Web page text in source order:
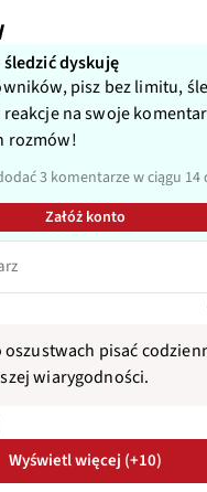
dyskuję
pisz bez limitu,
na swoje
rozmów!
3 komentarze w ciągu 14
Załóż konto
oszustwach pisać
wiarygodności.
Wyświetl więcej (+10)